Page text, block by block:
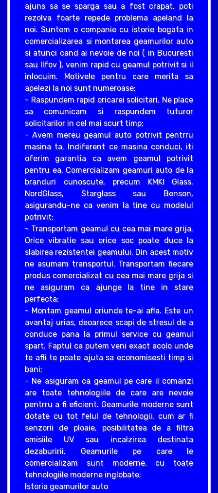
ajuns sa se sparga sau a fost crapat, poti
rezolva foarte repede problema apeland la
noi. Suntem o companie cu istorie bogata in
comercializarea si montarea geamurilor auto
si atunci cand ai nevoie de noi ( in Bucuresti
sau Ilfov ), venim rapid cu geamul potrivit si il
inlocuim. Motivele pentru care merita sa
apelezi la noi sunt numeroase:
- Raspundem rapid oricarei solicitari. Ne place
sa comunicam si raspundem tuturor
solicitarilor in cel mai scurt timp;
- Avem mereu geamul auto potrivit pentrru
masina ta. Indiferent ce masina conduci, iti
oferim garantia ca avem geamul potrivit
pentru ea. Comercializam geamuri auto de la
branduri cunoscute, precum KMKI Glass,
NordGlass, Starglass sau Benson,
asigurandu-ne ca venim la tine cu modelul
potrivit;
- Transportam geamul cu cea mai mare grija.
Orice vibratie sau orice soc poate duce la
slabirea rezistentei geamului. Din acest motiv
ne asumam transportul. Transportam fiecare
produs comercializat cu cea mai mare grija si
ne asiguram ca ajunge la tine in stare
perfecta;
- Montam geamul oriunde te-ai afla. Este un
avantaj urias, deoarece scapi de stresul de a
conduce pana la primul service cu geamul
spart. Faptul ca putem veni exact acolo unde
te afli te poate ajuta sa economisesti timp si
bani;
- Ne asiguram ca geamul pe care il comanzi
are toate tehnologiile de care are nevoie
pentrru a fi eficient. Geamurile moderne sunt
dotate cu tot felul de tehnologii, cum ar fi
senzorii de ploaie, posibilitatea de a filtra
emisiile UV sau incalzirea destinata
dezaburirii. Geamurile pe care le
comercializam sunt moderne, cu toate
tehnologiile moderne inglobate;
Istoria geamurilor auto